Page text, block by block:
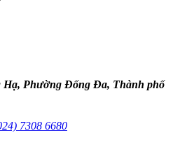
Hạ, Phường Đống Đa, Thành phố
7308 6680